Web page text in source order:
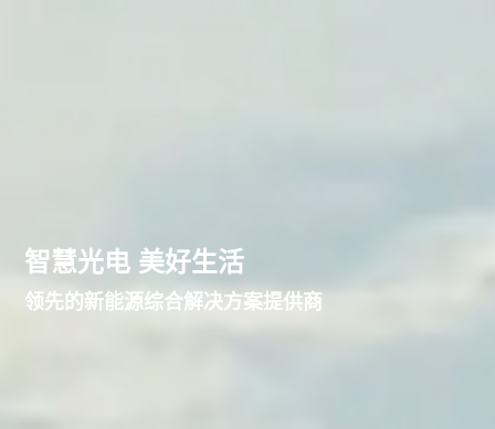
智慧光电 美好生活
领先的新能源综合解决方案提供商